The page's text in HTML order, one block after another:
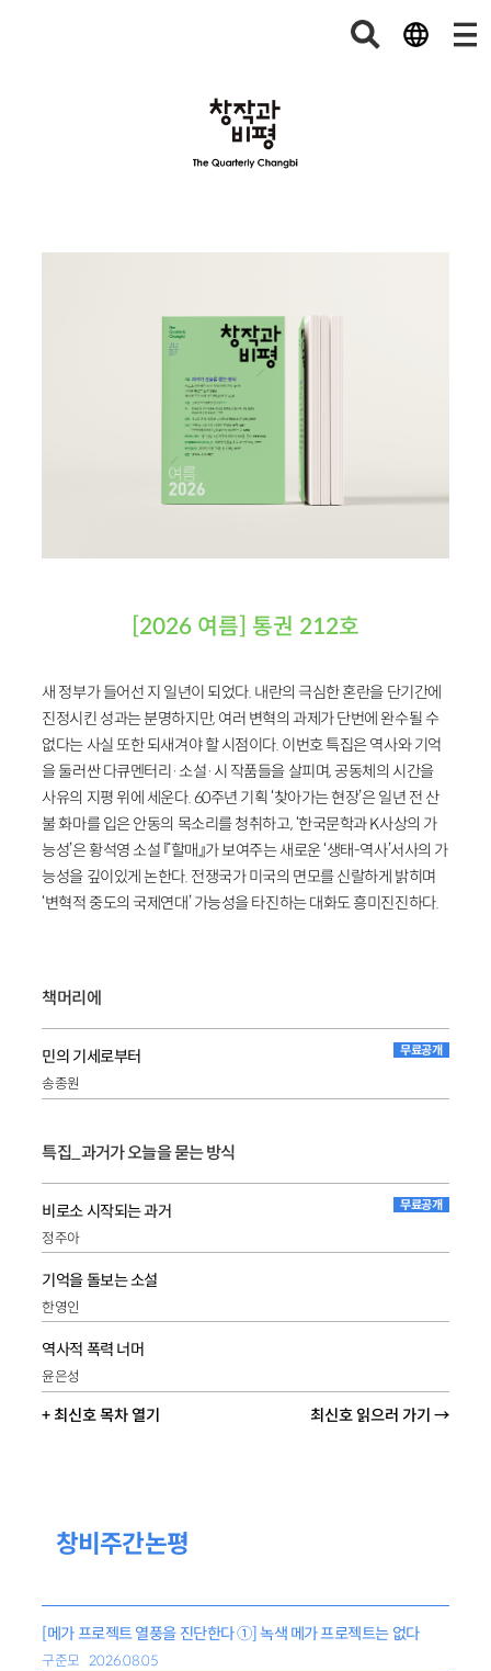
[2026 여름] 통권 212호
새 정부가 들어선 지 일년이 되었다. 내란의 극심한 혼란을 단기간에
진정시킨 성과는 분명하지만, 여러 변혁의 과제가 단번에 완수될 수
없다는 사실 또한 되새겨야 할 시점이다. 이번호 특집은 역사와 기억
을 둘러싼 다큐멘터리·소설·시 작품들을 살피며, 공동체의 시간을
사유의 지평 위에 세운다. 60주년 기획 ‘찾아가는 현장’은 일년 전 산
불 화마를 입은 안동의 목소리를 청취하고, ‘한국문학과 K사상의 가
능성’은 황석영 소설 『할매』가 보여주는 새로운 ‘생태-역사’서사의 가
능성을 깊이있게 논한다. 전쟁국가 미국의 면모를 신랄하게 밝히며
‘변혁적 중도의 국제연대’ 가능성을 타진하는 대화도 흥미진진하다.
책머리에
민의 기세로부터
송종원
무료공개
특집_과거가 오늘을 묻는 방식
비로소 시작되는 과거
정주아
무료공개
기억을 돌보는 소설
한영인
역사적 폭력 너머
윤은성
+ 최신호 목차 열기 최신호 읽으러 가기 →
창비주간논평
[메가 프로젝트 열풍을 진단한다 ①] 녹색 메가 프로젝트는 없다
구준모 2026.08.05